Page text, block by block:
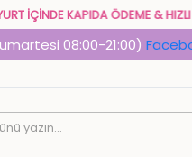
İÇİNDE KAPIDA ÖDEME & HIZLI
08:00-21:00)